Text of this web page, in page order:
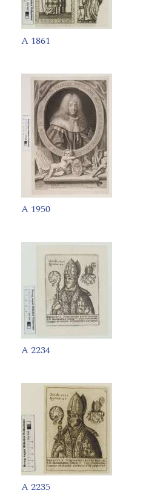
A 1861
A 1950
A 2234
A 2235